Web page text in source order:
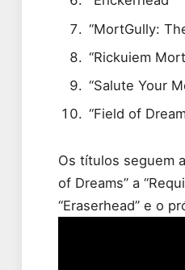
“MortGully:
“Rickuiem
“Salute Your
“Field of
Os títulos seguem
of Dreams” a
“Eraserhead” e o